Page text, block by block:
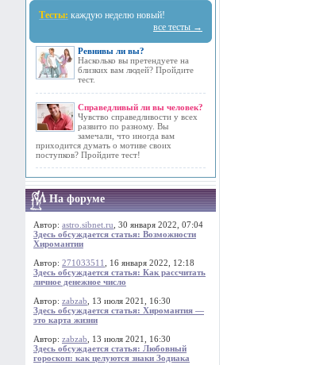
Тесты: каждую неделю новый!
все тесты →
Ревнивы ли вы?
Насколько вы претендуете на
близких вам людей? Пройдите
тест.
Справедливый ли вы человек?
Чувство справедливости у всех
развито по разному. Вы
замечали, что иногда вам
приходится думать о мотиве своих
поступков? Пройдите тест!
На форуме
Автор: astro.sibnet.ru , 30 января 2022, 07:04
Здесь обсуждается статья: Возможности
Хиромантии
Автор: 271033511
, 16 января 2022, 12:18
Здесь обсуждается статья: Как рассчитать
личное денежное число
Автор: zabzab , 13 июля 2021, 16:30
Здесь обсуждается статья: Хиромантия —
это карта жизни
Автор: zabzab , 13 июля 2021, 16:30
Здесь обсуждается статья: Любовный
гороскоп: как целуются знаки Зодиака